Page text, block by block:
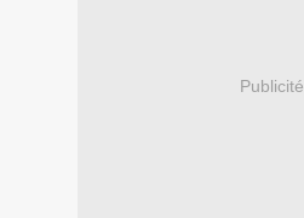
Publicité